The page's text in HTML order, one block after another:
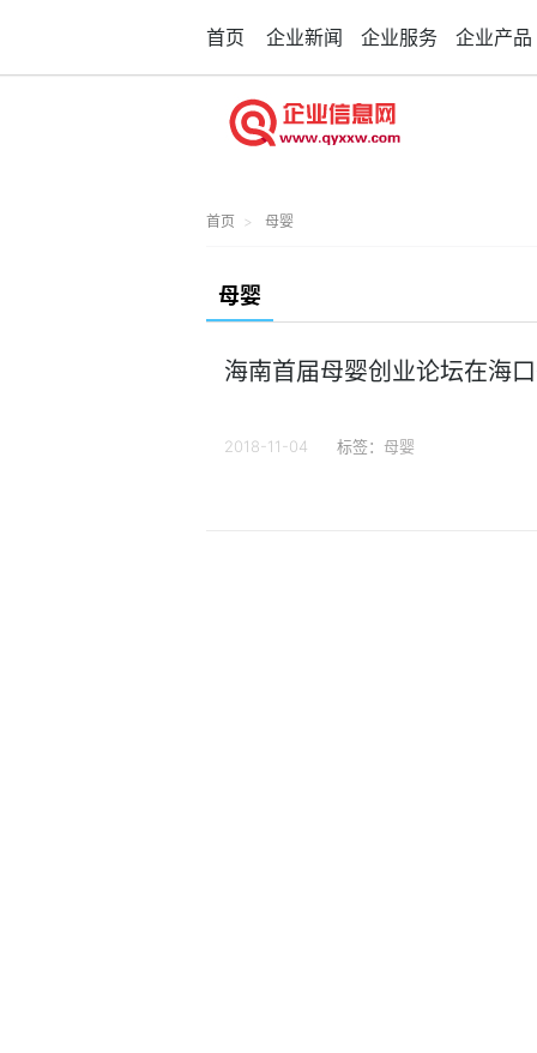
首页 企业新闻 企业服务 企业产品
首页 母婴
母婴
海南首届母婴创业论坛在海
2018-11-04 标签： 母婴